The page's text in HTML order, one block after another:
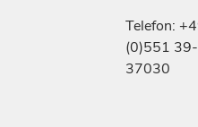
Telefon:
(0)551 39-
37030